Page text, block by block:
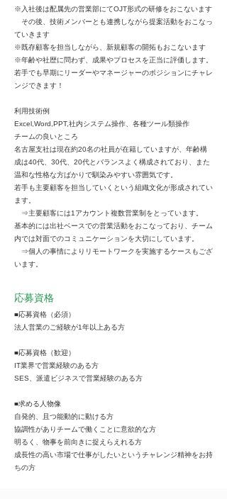
※入社後は配属先の営業部にてOJT形式の研修をおこないます
その後、技術メンバーとも連携しながら提案活動をおこなっ
ていきます
※既存顧客を担当しながら、新規顧客の開拓もおこないます
※年齢や社歴に問わず、成果やプロセスを正当に評価します。
若手でも早期にリーダーやマネージャーのポジションにチャレ
ンジできます！
利用技術例
Excel,Word,PPT,社内システム操作、各種ツール類操作
チームの良いところ
名古屋支社は現在約20名の社員が在籍していますが、年齢構
成は40代、30代、20代とバランスよく構成されており、また
温和な性格な方ばかりで馴染みやすい雰囲気です。
若手も主要顧客を担当していくという組織文化が形成されてい
ます。
⇒主要顧客には1アカウント複数営業制をとっています。
基本的には出社ベースでの営業活動をおこなっており、チーム
内では対面でのコミュニケーションを大切にしています。
⇒個人の事情によりリモートワークを実施するケースもござ
います。
応募資格
■応募資格（必須）
法人営業のご経験が1年以上ある方
■応募資格（歓迎）
IT業界で営業経験のある方
SES、派遣ビジネスで営業経験のある方
■求める人物像
自発的、且つ能動的に動ける方
協調性がありチームで働くことに意欲的な方
明るく、物事を前向きに捉えらえれる方
成長性の高い市場で仕事がしたいというチャレンジ精神をお持
ちの方